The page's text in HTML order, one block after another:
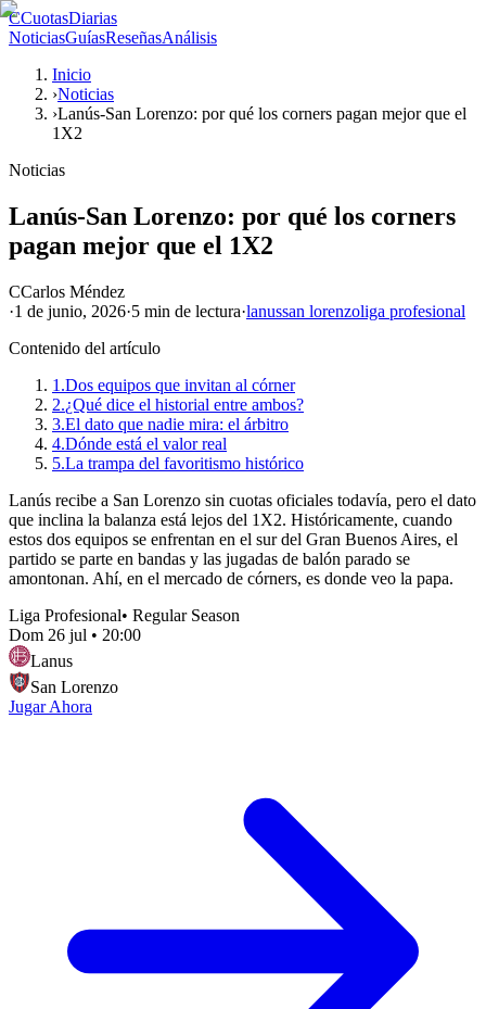
CCuotasDiarias
NoticiasGuíasReseñasAnálisis
Inicio
›Noticias
›Lanús-San Lorenzo: por qué los corners pagan mejor que el
1X2
Noticias
Lanús-San Lorenzo: por qué los corners
pagan mejor que el 1X2
CCarlos Méndez
·1 de junio, 2026·5 min de lectura·lanussan lorenzoliga profesional
Contenido del artículo
1.Dos equipos que invitan al córner
2.¿Qué dice el historial entre ambos?
3.El dato que nadie mira: el árbitro
4.Dónde está el valor real
5.La trampa del favoritismo histórico
Lanús recibe a San Lorenzo sin cuotas oficiales todavía, pero el dato
que inclina la balanza está lejos del 1X2. Históricamente, cuando
estos dos equipos se enfrentan en el sur del Gran Buenos Aires, el
partido se parte en bandas y las jugadas de balón parado se
amontonan. Ahí, en el mercado de córners, es donde veo la papa.
Liga Profesional• Regular Season
Dom 26 jul • 20:00
Lanus
San Lorenzo
Jugar Ahora